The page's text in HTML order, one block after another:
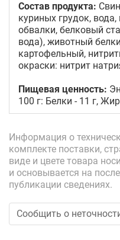
Состав продукта:
куриных грудок,
обвалки, белковый
вода), животный
картофельный,
окраски: нитрит
Пищевая ценность:
100 г: Белки - 11 г,
Информация о
комплекте поставки,
виде и цвете товара
и основывается на
публикации сведениях.
Сообщить о